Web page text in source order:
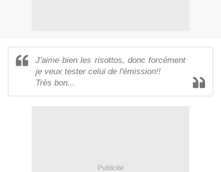
J'aime bien les risottos, donc forcément
je veux tester celui de l'émission!!
Très bon...
Publicité